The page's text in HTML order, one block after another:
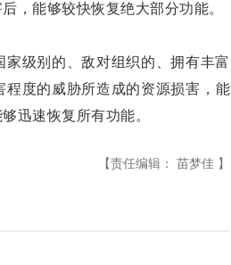
，能够较快恢复绝大部分功能。
家级别的、敌对组织的、拥有丰富
度的威胁所造成的资源损害，能
迅速恢复所有功能。
【责任编辑： 苗梦佳 】